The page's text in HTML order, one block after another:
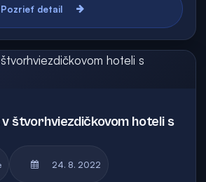
Pozrieť detail
štvorhviezdičkovom hoteli s
24. 8. 2022